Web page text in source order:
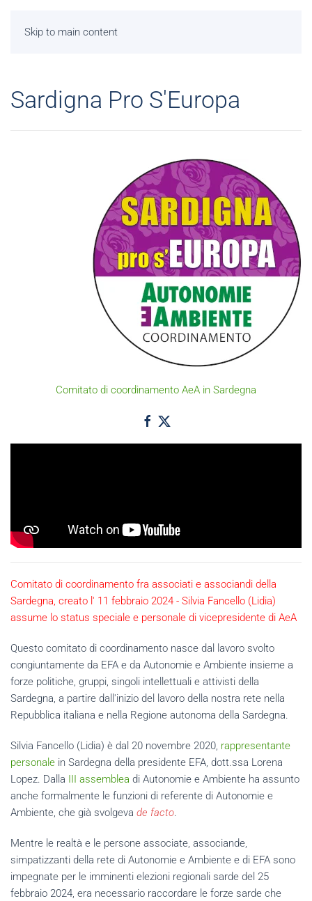
Skip to main content
Sardigna Pro S'Europa
Comitato di coordinamento AeA in Sardegna
Comitato di coordinamento fra associati e associandi della
Sardegna, creato l' 11 febbraio 2024 - Silvia Fancello (Lidia)
assume lo status speciale e personale di vicepresidente di AeA
Questo comitato di coordinamento nasce dal lavoro svolto
congiuntamente da EFA e da Autonomie e Ambiente insieme a
forze politiche, gruppi, singoli intellettuali e attivisti della
Sardegna, a partire dall'inizio del lavoro della nostra rete nella
Repubblica italiana e nella Regione autonoma della Sardegna.
Silvia Fancello (Lidia) è dal 20 novembre 2020, rappresentante
personale in Sardegna della presidente EFA, dott.ssa Lorena
Lopez. Dalla III assemblea di Autonomie e Ambiente ha assunto
anche formalmente le funzioni di referente di Autonomie e
Ambiente, che già svolgeva de facto.
Mentre le realtà e le persone associate, associande,
simpatizzanti della rete di Autonomie e Ambiente e di EFA sono
impegnate per le imminenti elezioni regionali sarde del 25
febbraio 2024, era necessario raccordare le forze sarde che